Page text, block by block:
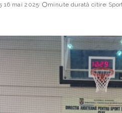
16 mai 2025 minute durată citire